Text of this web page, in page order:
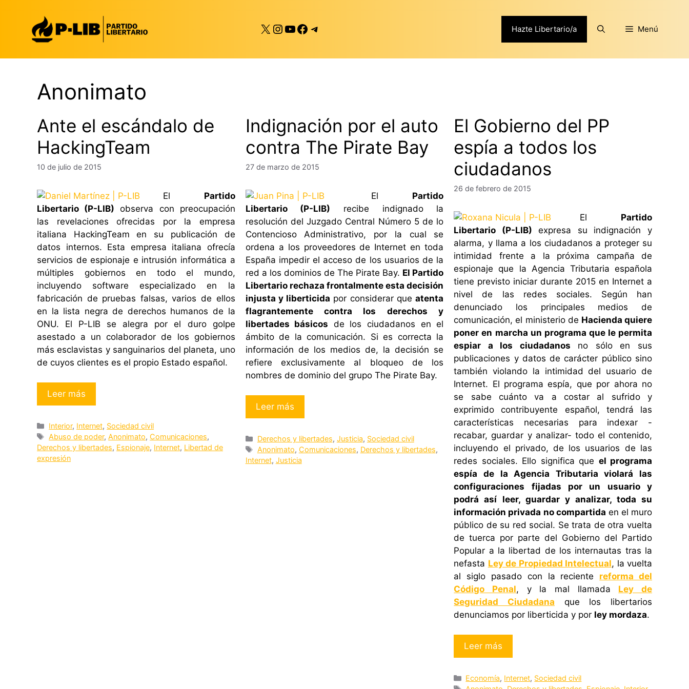
contenido
X Instagram
YouTube
Facebook
Telegram Hazte Libertario/a Menú
Anonimato
Ante el escándalo de
HackingTeam
10 de julio de 2015
El Partido
Libertario (P-LIB) observa con preocupación
las revelaciones ofrecidas por la empresa
italiana HackingTeam en su publicación de
datos internos. Esta empresa italiana ofrecía
servicios de espionaje e intrusión informática a
múltiples gobiernos en todo el mundo,
incluyendo software especializado en la
fabricación de pruebas falsas, varios de ellos
en la lista negra de derechos humanos de la
ONU. El P-LIB se alegra por el duro golpe
asestado a un colaborador de los gobiernos
más esclavistas y sanguinarios del planeta, uno
de cuyos clientes es el propio Estado español.
Leer más
Categorías
Interior, Internet, Sociedad civil
Etiquetas
Abuso de poder,Anonimato, Comunicaciones,
Derechos y libertades, Espionaje, Internet, Libertad de
expresión
Indignación por el auto
contra The Pirate Bay
27 de marzo de 2015
El Partido
Libertario (P-LIB) recibe indignado la
resolución del Juzgado Central Número 5 de lo
Contencioso Administrativo, por la cual se
ordena a los proveedores de Internet en toda
España impedir el acceso de los usuarios de la
red a los dominios de The Pirate Bay. El Partido
Libertario rechaza frontalmente esta decisión
injusta y liberticida por considerar queatenta
flagrantemente contra los derechos y
libertades básicos de los ciudadanos en el
ámbito de la comunicación. Si es correcta la
información de los medios de, la decisión se
refiere exclusivamente al bloqueo de los
nombres de dominio del grupo The Pirate Bay.
Leer más
Categorías
Derechos y libertades, Justicia, Sociedad civil
Etiquetas
Anonimato, Comunicaciones, Derechos y libertades,
Internet, Justicia
El Gobierno del PP
espía a todos los
ciudadanos
26 de febrero de 2015
El Partido
Libertario (P-LIB) expresa su indignación y
alarma, y llama a los ciudadanos a proteger su
intimidad frente a la próxima campaña de
espionaje que la Agencia Tributaria española
tiene previsto iniciar durante 2015 en Internet a
nivel de las redes sociales. Según han
denunciado los principales medios de
comunicación, el ministerio de Hacienda quiere
poner en marcha un programa que le permita
espiar a los ciudadanos no sólo en sus
publicaciones y datos de carácter público sino
también violando la intimidad del usuario de
Internet. El programa espía, que por ahora no
se sabe cuánto va a costar al sufrido y
exprimido contribuyente español, tendrá las
características necesarias para indexar -
recabar, guardar y analizar- todo el contenido,
incluyendo el privado, de los usuarios de las
redes sociales. Ello significa que el programa
espía de la Agencia Tributaria violará las
configuraciones fijadas por un usuario y
podrá así leer, guardar y analizar, toda su
información privada no compartida en el muro
público de su red social. Se trata de otra vuelta
de tuerca por parte del Gobierno del Partido
Popular a la libertad de los internautas tras la
nefasta Ley de Propiedad Intelectual, la vuelta
al siglo pasado con la reciente reforma del
Código Penal, y la mal llamada Ley de
Seguridad Ciudadana que los libertarios
denunciamos por liberticida y por ley mordaza.
Leer más
Categorías
Economía, Internet, Sociedad civil